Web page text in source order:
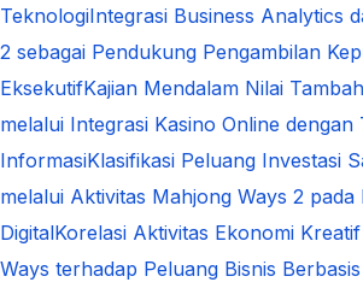
TeknologiIntegrasi Business Analytics
2 sebagai Pendukung Pengambilan
EksekutifKajian Mendalam Nilai
melalui Integrasi Kasino Online dengan
InformasiKlasifikasi Peluang Investasi
melalui Aktivitas Mahjong Ways 2 pada
DigitalKorelasi Aktivitas Ekonomi
Ways terhadap Peluang Bisnis Berbasis